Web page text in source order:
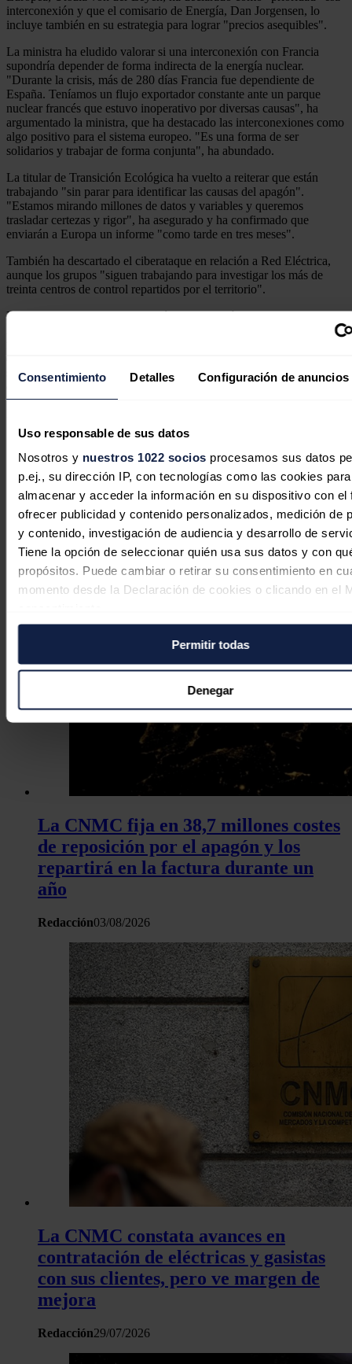
Consentimiento Detalles Configuración de anuncios
Uso responsable de sus datos
Nosotros y nuestros 1022 socios procesamos sus datos
p.ej., su dirección IP, con tecnologías como las cookies para
almacenar y acceder la información en su dispositivo con el
ofrecer publicidad y contenido personalizados, medición de
y contenido, investigación de audiencia y desarrollo de
Tiene la opción de seleccionar quién usa sus datos y con
propósitos. Puede cambiar o retirar su consentimiento en
momento desde la Declaración de cookies o clicando en el
Si lo permite, también quisiéramos:
Recopilar información sobre su ubicación geográfica
puede tener una precisión de varios metros
Identificar su dispositivo analizándolo activamente
características específicas (huellas digitales)
Obtenga más información sobre cómo se procesan sus
personales y establezca sus preferencias en la
sección de
Puede cambiar o retirar su consentimiento en cualquier
Las cookies de este sitio web se usan para personalizar el
y los anuncios, ofrecer funciones de redes sociales y
tráfico. Además, compartimos información sobre el uso que
sitio web con nuestros partners de redes sociales,
análisis web, quienes pueden combinarla con otra
hecho de sus servicios.
Permitir todas
Denegar
interconexión y que el comisario de Energía, Dan Jorgensen, lo
incluye también en su estrategia para lograr "precios asequibles".
La ministra ha eludido valorar si una interconexión con Francia
supondría depender de forma indirecta de la energía nuclear.
"Durante la crisis, más de 280 días Francia fue dependiente de
España. Teníamos un flujo exportador constante ante un parque
nuclear francés que estuvo inoperativo por diversas causas", ha
argumentado la ministra, que ha destacado las interconexiones como
algo positivo para el sistema europeo. "Es una forma de ser
solidarios y trabajar de forma conjunta", ha abundado.
La titular de Transición Ecológica ha vuelto a reiterar que están
trabajando "sin parar para identificar las causas del apagón".
"Estamos mirando millones de datos y variables y queremos
trasladar certezas y rigor", ha asegurado y ha confirmado que
enviarán a Europa un informe "como tarde en tres meses".
También ha descartado el ciberataque en relación a Red Eléctrica,
aunque los grupos "siguen trabajando para investigar los más de
treinta centros de control repartidos por el territorio".
Finalmente, sobre la prolongación de la vida útil de las nucleares,
Aagesen ha dicho que "no hay un planteamiento de revisión" de la
seguridad y la de no penalizar a los consumidores por la ampliación
de la vida de esas centrales nucleares", ha asegurado.
El interés por las baterías industriales
se dispara un 75% en España tras el
impacto económico del gran apagón
Redacción04/08/2026
La CNMC fija en 38,7 millones costes
de reposición por el apagón y los
repartirá en la factura durante un
año
Redacción03/08/2026
La CNMC constata avances en
contratación de eléctricas y gasistas
con sus clientes, pero ve margen de
mejora
Redacción29/07/2026